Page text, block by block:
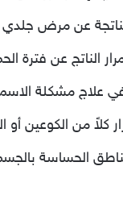
عن مرض
الناتج عن فترة
في علاج مشكلة
من الكوعين أو
الحساسة